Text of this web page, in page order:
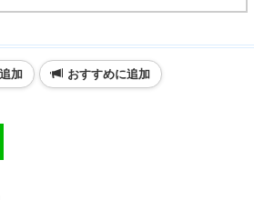
加 おすすめに追加